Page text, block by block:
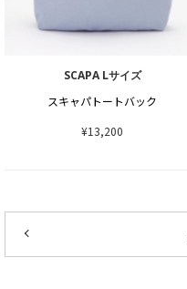
SCAPA Lサイズ
スキャパトートバック
¥13,200